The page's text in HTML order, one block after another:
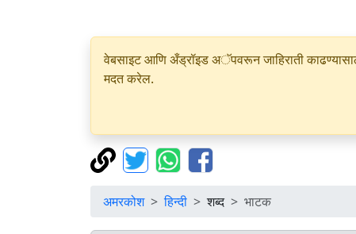
वेबसाइट आणि अँड्रॉइड अॅपवरून जाहिराती
मदत करेल.
अमरकोश हिन्दी शब्द भाटक